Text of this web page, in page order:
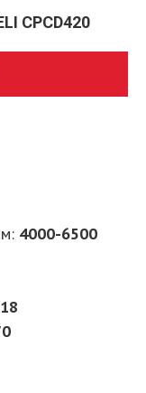
CPCD420
4000-6500